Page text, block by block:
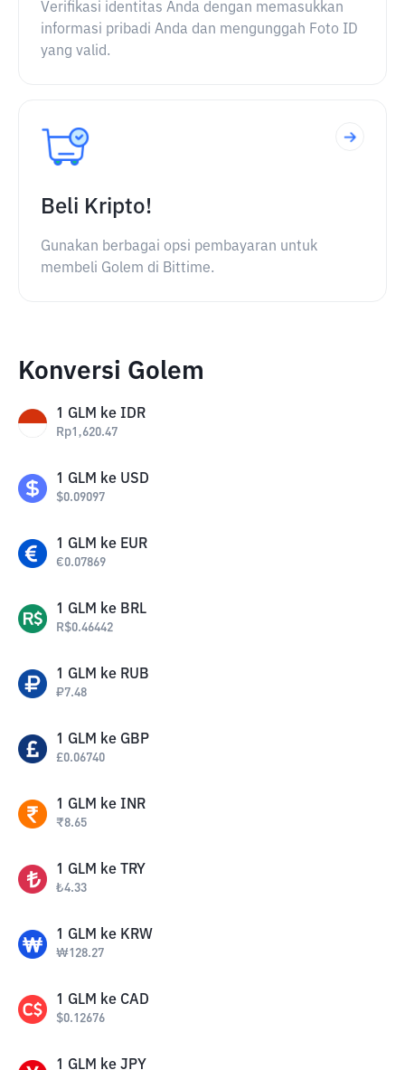
Verifikasi identitas Anda dengan memasukkan
informasi pribadi Anda dan mengunggah Foto ID
yang valid.
Beli Kripto!
Gunakan berbagai opsi pembayaran untuk
membeli Golem di Bittime.
Konversi Golem
1 GLM ke IDR
Rp1,620.47
1 GLM ke USD
$0.09097
1 GLM ke EUR
€0.07869
1 GLM ke BRL
R$0.46442
1 GLM ke RUB
₽7.48
1 GLM ke GBP
£0.06740
1 GLM ke INR
₹8.65
1 GLM ke TRY
₺4.33
1 GLM ke KRW
₩128.27
1 GLM ke CAD
$0.12676
1 GLM ke JPY